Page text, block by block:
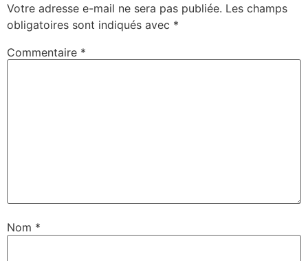
Votre adresse e-mail ne sera pas publiée. Les champs
obligatoires sont indiqués avec *
Commentaire *
Nom *